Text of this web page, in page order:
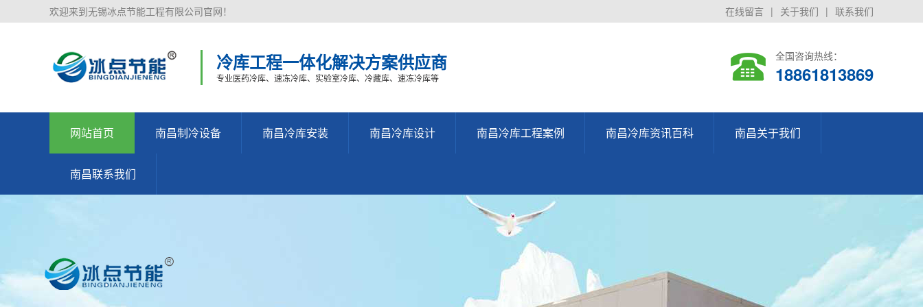
在线留言 | 关于我们 | 联系我们
欢迎来到无锡冰点节能工程有限公司官网！
冷库工程一体化解决方案供应商
专业医药冷库、速冻冷库、实验室冷库、冷藏库、速冻冷库等
全国咨询热线：
18861813869
网站首页 南昌制冷设备 南昌冷库安装 南昌冷库设计 南昌冷库工程案例 南昌冷库资讯百科 南昌关于我们
南昌联系我们